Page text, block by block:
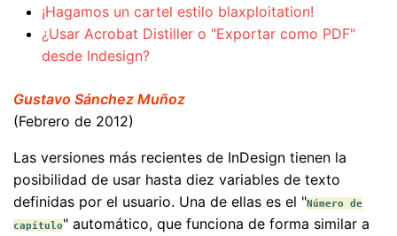
¡Hagamos un cartel estilo blaxploitation!
¿Usar Acrobat Distiller o "Exportar como PDF"
desde Indesign?
Gustavo Sánchez Muñoz
(Febrero de 2012)
Las versiones más recientes de InDesign tienen la
posibilidad de usar hasta diez variables de texto
definidas por el usuario. Una de ellas es el "Número de
capítulo" automático, que funciona de forma similar a